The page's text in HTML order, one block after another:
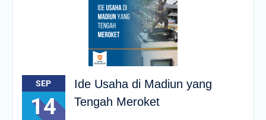
SEP
14
Ide Usaha di Madiun yang
Tengah Meroket